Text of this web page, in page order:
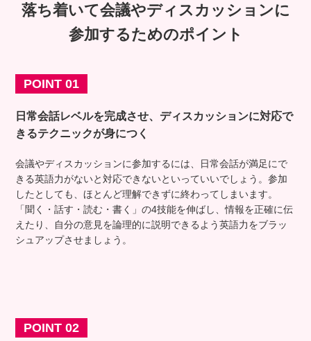
落ち着いて会議やディスカッションに
参加するためのポイント
POINT 01
日常会話レベルを完成させ、ディスカッションに対応で
きるテクニックが身につく
会議やディスカッションに参加するには、日常会話が満足にで
きる英語力がないと対応できないといっていいでしょう。参加
したとしても、ほとんど理解できずに終わってしまいます。
「聞く・話す・読む・書く」の4技能を伸ばし、情報を正確に伝
えたり、自分の意見を論理的に説明できるよう英語力をブラッ
シュアップさせましょう。
POINT 02